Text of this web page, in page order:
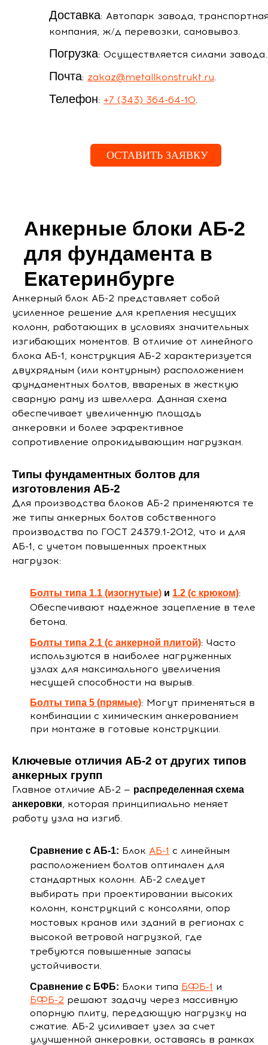
Доставка: Автопарк завода,
компания, ж/д перевозки, самовывоз.
Погрузка: Осуществляется силами завода.
Почта: zakaz@metallkonstrukt.ru.
Телефон: +7 (343) 364-64-10.
ОСТАВИТЬ ЗАЯВКУ
Анкерные блоки АБ-2
для фундамента в
Екатеринбурге
Анкерный блок АБ-2 представляет собой
усиленное решение для крепления несущих
колонн, работающих в условиях значительных
изгибающих моментов. В отличие от линейного
блока АБ-1, конструкция АБ-2 характеризуется
двухрядным (или контурным) расположением
фундаментных болтов, ввареных в жесткую
сварную раму из швеллера. Данная схема
обеспечивает увеличенную площадь
анкеровки и более эффективное
сопротивление опрокидывающим нагрузкам.
Типы фундаментных болтов для
изготовления АБ-2
Для производства блоков АБ-2 применяются те
же типы анкерных болтов собственного
производства по ГОСТ 24379.1-2012, что и для
АБ-1, с учетом повышенных проектных
нагрузок:
Болты типа 1.1 (изогнутые) и 1.2 (с крюком):
Обеспечивают надежное зацепление в теле
бетона.
Болты типа 2.1 (с анкерной плитой): Часто
используются в наиболее нагруженных
узлах для максимального увеличения
несущей способности на вырыв.
Болты типа 5 (прямые): Могут применяться в
комбинации с химическим анкерованием
при монтаже в готовые конструкции.
Ключевые отличия АБ-2 от других типов
анкерных групп
Главное отличие АБ-2 — распределенная схема
анкеровки, которая принципиально меняет
работу узла на изгиб.
Сравнение с АБ-1: Блок АБ-1 с линейным
расположением болтов оптимален для
стандартных колонн. АБ-2 следует
выбирать при проектировании высоких
колонн, конструкций с консолями, опор
мостовых кранов или зданий в регионах с
высокой ветровой нагрузкой, где
требуются повышенные запасы
устойчивости.
Сравнение с БФБ: Блоки типа БФБ-1 и
БФБ-2 решают задачу через массивную
опорную плиту, передающую нагрузку на
сжатие. АБ-2 усиливает узел за счет
улучшенной анкеровки, оставаясь в рамках